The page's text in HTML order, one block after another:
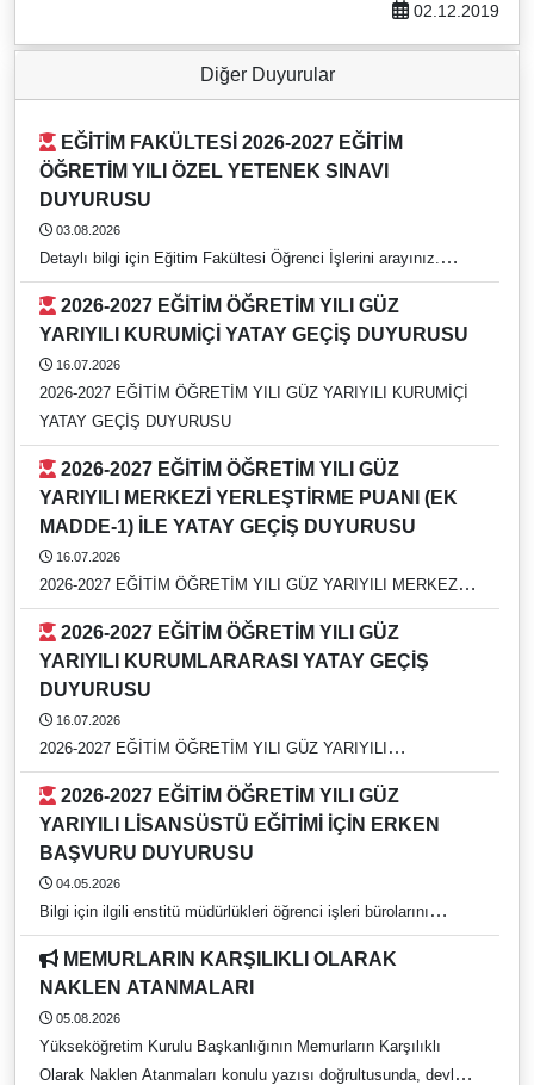
02.12.2019
Diğer Duyurular
ÖĞRETİM YILI ÖZEL YETENEK SINAVI
DUYURUSU
03.08.2026
Detaylı bilgi için Eğitim Fakültesi Öğrenci İşlerini arayınız.
https://rehber.adu.edu.tr/#
YARIYILI KURUMİÇİ YATAY GEÇİŞ DUYURUSU
16.07.2026
2026-2027 EĞİTİM ÖĞRETİM YILI GÜZ YARIYILI KURUMİÇİ
YATAY GEÇİŞ DUYURUSU
YARIYILI MERKEZİ YERLEŞTİRME PUANI (EK
MADDE-1) İLE YATAY GEÇİŞ DUYURUSU
16.07.2026
2026-2027 EĞİTİM ÖĞRETİM YILI GÜZ YARIYILI MERKEZİ
YERLEŞTİRME PUANI (EK MADDE-1) İLE YATAY GEÇİŞ
DUYURUSU
YARIYILI KURUMLARARASI YATAY GEÇİŞ
DUYURUSU
16.07.2026
2026-2027 EĞİTİM ÖĞRETİM YILI GÜZ YARIYILI
KURUMLARARASI YATAY GEÇİŞ DUYURUSU
YARIYILI LİSANSÜSTÜ EĞİTİMİ İÇİN ERKEN
BAŞVURU DUYURUSU
04.05.2026
Bilgi için ilgili enstitü müdürlükleri öğrenci işleri bürolarını
arayınız. https://rehber.adu.edu.tr/
NAKLEN ATANMALARI
05.08.2026
Yükseköğretim Kurulu Başkanlığının Memurların Karşılıklı
Olarak Naklen Atanmaları konulu yazısı doğrultusunda, devlet